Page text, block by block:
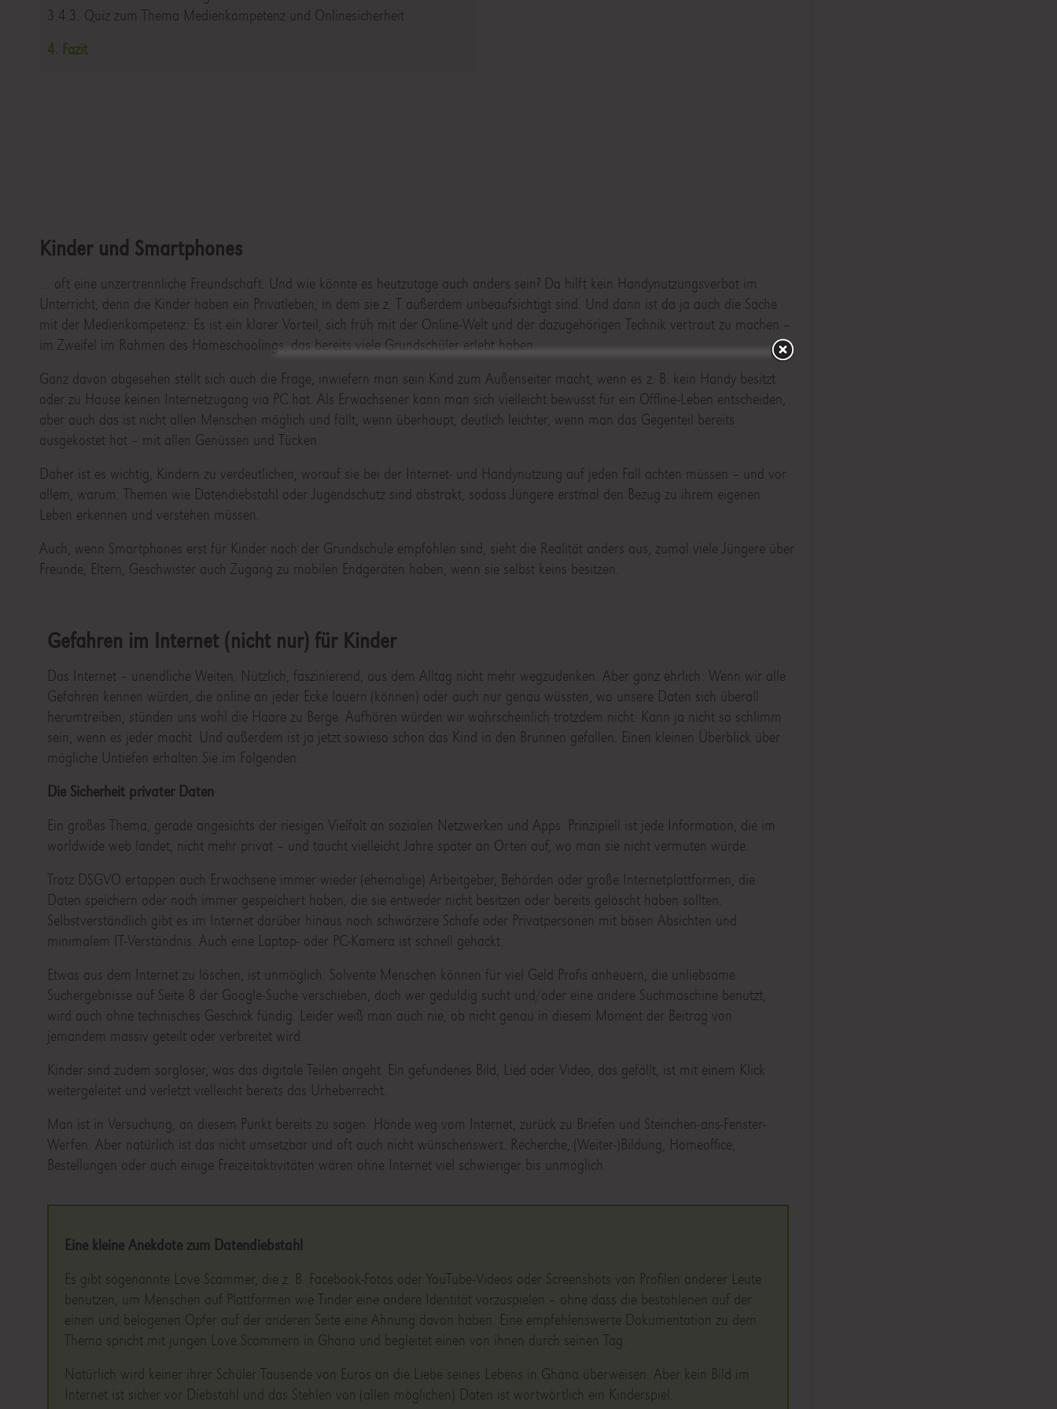
3.4.3. Quiz zum Thema Medienkompetenz und Onlinesicherheit
4. Fazit
Kinder und Smartphones
… oft eine unzertrennliche Freundschaft. Und wie könnte es heutzutage auch anders sein? Da hilft kein Handynutzungsverbot im
Unterricht, denn die Kinder haben ein Privatleben, in dem sie z. T außerdem unbeaufsichtigt sind. Und dann ist da ja auch die Sache
mit der Medienkompetenz: Es ist ein klarer Vorteil, sich früh mit der Online-Welt und der dazugehörigen Technik vertraut zu machen –
im Zweifel im Rahmen des Homeschoolings, das bereits viele Grundschüler erlebt haben.
Ganz davon abgesehen stellt sich auch die Frage, inwiefern man sein Kind zum Außenseiter macht, wenn es z. B. kein Handy besitzt
oder zu Hause keinen Internetzugang via PC hat. Als Erwachsener kann man sich vielleicht bewusst für ein Offline-Leben entscheiden,
aber auch das ist nicht allen Menschen möglich und fällt, wenn überhaupt, deutlich leichter, wenn man das Gegenteil bereits
ausgekostet hat – mit allen Genüssen und Tücken.
Daher ist es wichtig, Kindern zu verdeutlichen, worauf sie bei der Internet- und Handynutzung auf jeden Fall achten müssen – und vor
allem, warum. Themen wie Datendiebstahl oder Jugendschutz sind abstrakt, sodass Jüngere erstmal den Bezug zu ihrem eigenen
Leben erkennen und verstehen müssen.
Auch, wenn Smartphones erst für Kinder nach der Grundschule empfohlen sind, sieht die Realität anders aus, zumal viele Jüngere über
Freunde, Eltern, Geschwister auch Zugang zu mobilen Endgeräten haben, wenn sie selbst keins besitzen.
Gefahren im Internet (nicht nur) für Kinder
Das Internet – unendliche Weiten. Nützlich, faszinierend, aus dem Alltag nicht mehr wegzudenken. Aber ganz ehrlich: Wenn wir alle
Gefahren kennen würden, die online an jeder Ecke lauern (können) oder auch nur genau wüssten, wo unsere Daten sich überall
herumtreiben, stünden uns wohl die Haare zu Berge. Aufhören würden wir wahrscheinlich trotzdem nicht: Kann ja nicht so schlimm
sein, wenn es jeder macht. Und außerdem ist ja jetzt sowieso schon das Kind in den Brunnen gefallen. Einen kleinen Überblick über
mögliche Untiefen erhalten Sie im Folgenden.
Die Sicherheit privater Daten
Ein großes Thema, gerade angesichts der riesigen Vielfalt an sozialen Netzwerken und Apps. Prinzipiell ist jede Information, die im
worldwide web landet, nicht mehr privat – und taucht vielleicht Jahre später an Orten auf, wo man sie nicht vermuten würde.
Trotz DSGVO ertappen auch Erwachsene immer wieder (ehemalige) Arbeitgeber, Behörden oder große Internetplattformen, die
Daten speichern oder noch immer gespeichert haben, die sie entweder nicht besitzen oder bereits gelöscht haben sollten.
Selbstverständlich gibt es im Internet darüber hinaus noch schwärzere Schafe oder Privatpersonen mit bösen Absichten und
minimalem IT-Verständnis. Auch eine Laptop- oder PC-Kamera ist schnell gehackt.
Etwas aus dem Internet zu löschen, ist unmöglich. Solvente Menschen können für viel Geld Profis anheuern, die unliebsame
Suchergebnisse auf Seite 8 der Google-Suche verschieben, doch wer geduldig sucht und/oder eine andere Suchmaschine benutzt,
wird auch ohne technisches Geschick fündig. Leider weiß man auch nie, ob nicht genau in diesem Moment der Beitrag von
jemandem massiv geteilt oder verbreitet wird.
Kinder sind zudem sorgloser, was das digitale Teilen angeht. Ein gefundenes Bild, Lied oder Video, das gefällt, ist mit einem Klick
weitergeleitet und verletzt vielleicht bereits das Urheberrecht.
Man ist in Versuchung, an diesem Punkt bereits zu sagen: Hände weg vom Internet, zurück zu Briefen und Steinchen-ans-Fenster-
Werfen. Aber natürlich ist das nicht umsetzbar und oft auch nicht wünschenswert. Recherche, (Weiter-)Bildung, Homeoffice,
Bestellungen oder auch einige Freizeitaktivitäten wären ohne Internet viel schwieriger bis unmöglich.
Eine kleine Anekdote zum Datendiebstahl
Es gibt sogenannte Love Scammer, die z. B. Facebook-Fotos oder YouTube-Videos oder Screenshots von Profilen anderer Leute
benutzen, um Menschen auf Plattformen wie Tinder eine andere Identität vorzuspielen – ohne dass die bestohlenen auf der
einen und belogenen Opfer auf der anderen Seite eine Ahnung davon haben. Eine empfehlenswerte Dokumentation zu dem
Thema spricht mit jungen Love Scammern in Ghana und begleitet einen von ihnen durch seinen Tag.
Natürlich wird keiner ihrer Schüler Tausende von Euros an die Liebe seines Lebens in Ghana überweisen. Aber kein Bild im
Internet ist sicher vor Diebstahl und das Stehlen von (allen möglichen) Daten ist wortwörtlich ein Kinderspiel.